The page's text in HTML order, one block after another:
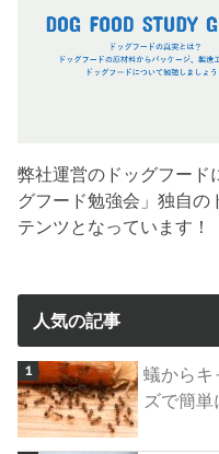
弊社運営のドッグフード
グフード勉強会」独自の
テンツとなっています！
人気の記事
蟻からキ
ズで簡